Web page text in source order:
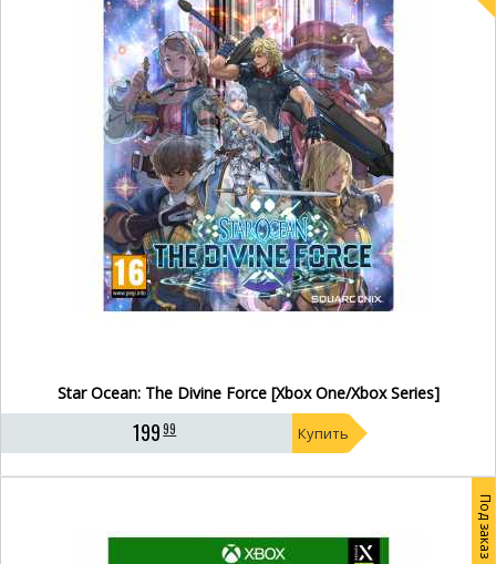
Star Ocean: The Divine Force [Xbox One/Xbox Series]
19999 Купить
Под заказ